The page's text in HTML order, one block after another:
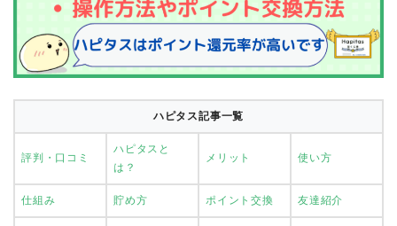
ハピタス記事一覧
評判・口コミ
ハピタスと
は？
メリット 使い方
仕組み 貯め方 ポイント交換 友達紹介